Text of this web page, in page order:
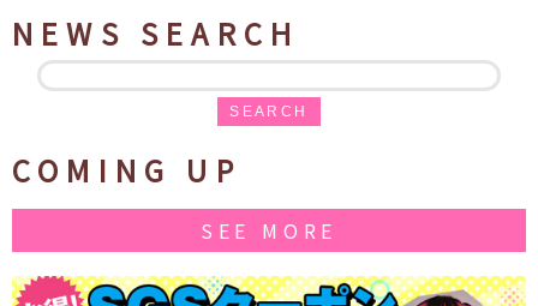
NEWS SEARCH
SEARCH
COMING UP
SEE MORE